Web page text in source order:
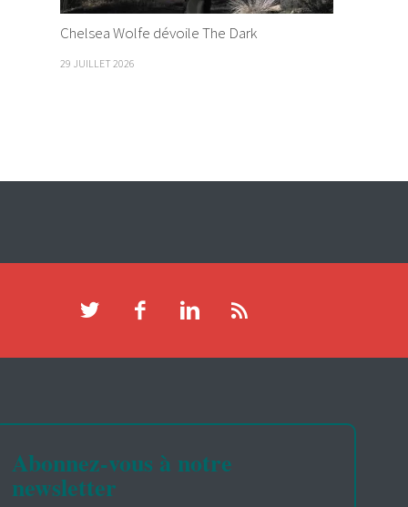
Chelsea Wolfe dévoile The Dark
29 JUILLET 2026
Abonnez-vous à notre
newsletter